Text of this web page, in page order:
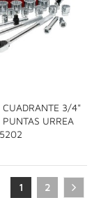
CUADRANTE 3/4"
URREA
1 2